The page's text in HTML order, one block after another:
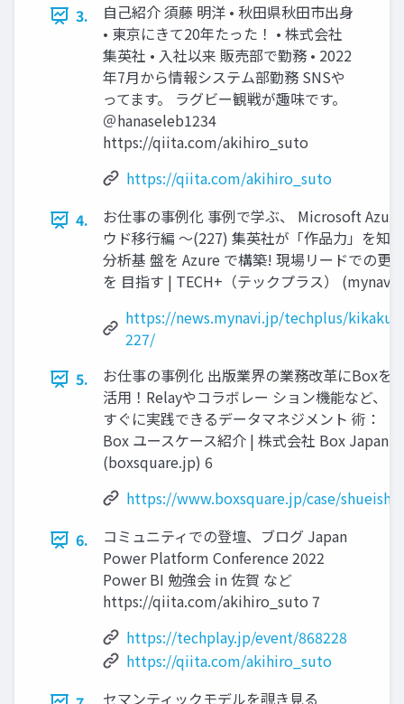
3.
自己紹介 須藤 明洋 • 秋田県秋田市出身
• 東京にきて20年たった！ • 株式会社
集英社 • 入社以来 販売部で勤務 • 2022
年7月から情報システム部勤務 SNSや
ってます。 ラグビー観戦が趣味です。
＠hanaseleb1234
https://qiita.com/akihiro_suto
https://qiita.com/akihiro_suto
4.
お仕事の事例化 事例で学ぶ、 Microsoft
ウド移行編 ～(227) 集英社が「作品力」を知
分析基 盤を Azure で構築! 現場リードでの更
を 目指す | TECH+（テックプラス）
https://news.mynavi.jp/techplus/kikaku/
227/
5.
お仕事の事例化 出版業界の業務改革にBoxを
活用！Relayやコラボレー ション機能など、
すぐに実践できるデータマネジメント 術：
Box ユースケース紹介 | 株式会社 Box Japan
(boxsquare.jp) 6
https://www.boxsquare.jp/case/shueisha
6.
コミュニティでの登壇、ブログ Japan
Power Platform Conference 2022
Power BI 勉強会 in 佐賀 など
https://qiita.com/akihiro_suto 7
https://techplay.jp/event/868228
https://qiita.com/akihiro_suto
セマンティックモデルを覗き見る